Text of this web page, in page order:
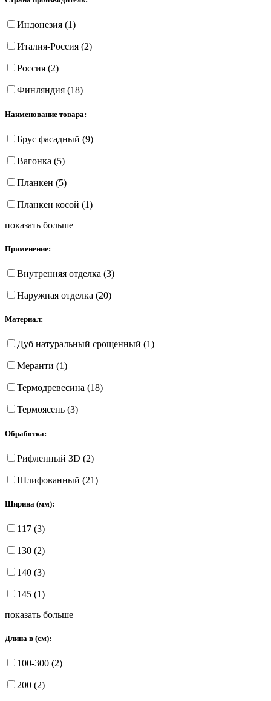
Индонезия (1)
Италия-Россия (2)
Россия (2)
Финляндия (18)
Наименование товара:
Брус фасадный (9)
Вагонка (5)
Планкен (5)
Планкен косой (1)
показать больше
Применение:
Внутренняя отделка (3)
Наружная отделка (20)
Материал:
Дуб натуральный срощенный (1)
Меранти (1)
Термодревесина (18)
Термоясень (3)
Обработка:
Рифленный 3D (2)
Шлифованный (21)
Ширина (мм):
117 (3)
130 (2)
140 (3)
145 (1)
показать больше
Длина в (см):
100-300 (2)
200 (2)